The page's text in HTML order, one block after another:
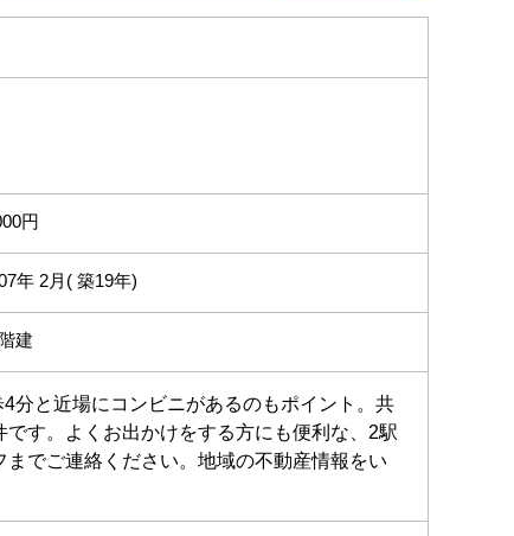
円
年 2月( 築19年)
建
分と近場にコンビニがあるのもポイント。共
す。よくお出かけをする方にも便利な、2駅
でご連絡ください。地域の不動産情報をい